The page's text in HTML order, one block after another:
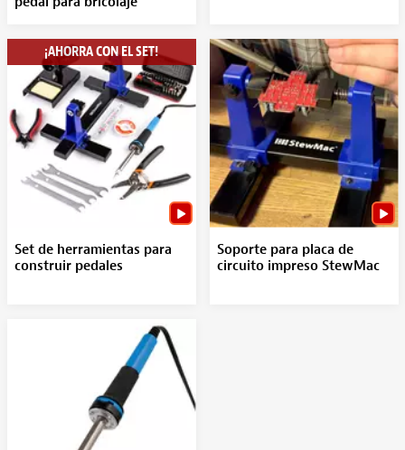
¡AHORRA CON EL SET!
Set de herramientas para
construir pedales
Soporte para placa de
circuito impreso StewMac